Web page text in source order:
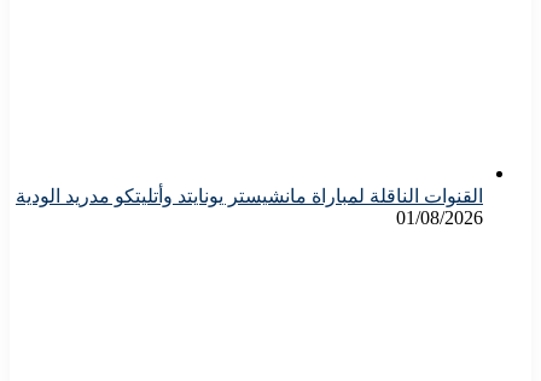
القنوات الناقلة لمباراة مانشيستر يونايتد وأتليتكو مدريد الودية
01/08/2026